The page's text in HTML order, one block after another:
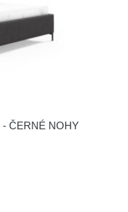
- ČERNÉ NOHY